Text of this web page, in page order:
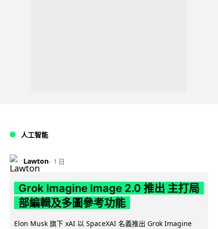
人工智能
Lawton 1 日
Grok Imagine Image 2.0 推出 主打局
部編輯及多圖參考功能
Elon Musk 旗下 xAI 以 SpaceXAI 名義推出 Grok Imagine